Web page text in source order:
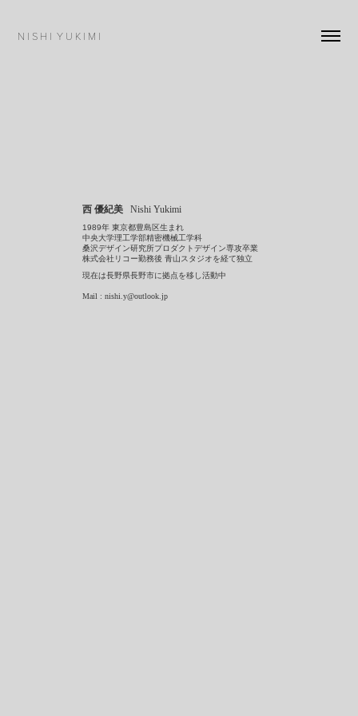
N I S H I  Y U K I M I
西 優紀美 Nishi Yukimi
1989年 東京都豊島区生まれ
中央大学理工学部精密機械工学科
桑沢デザイン研究所プロダクトデザイン専攻卒業
株式会社リコー勤務後 青山スタジオを経て独立
現在は長野県長野市に拠点を移し活動中
Mail : nishi.y@outlook.jp